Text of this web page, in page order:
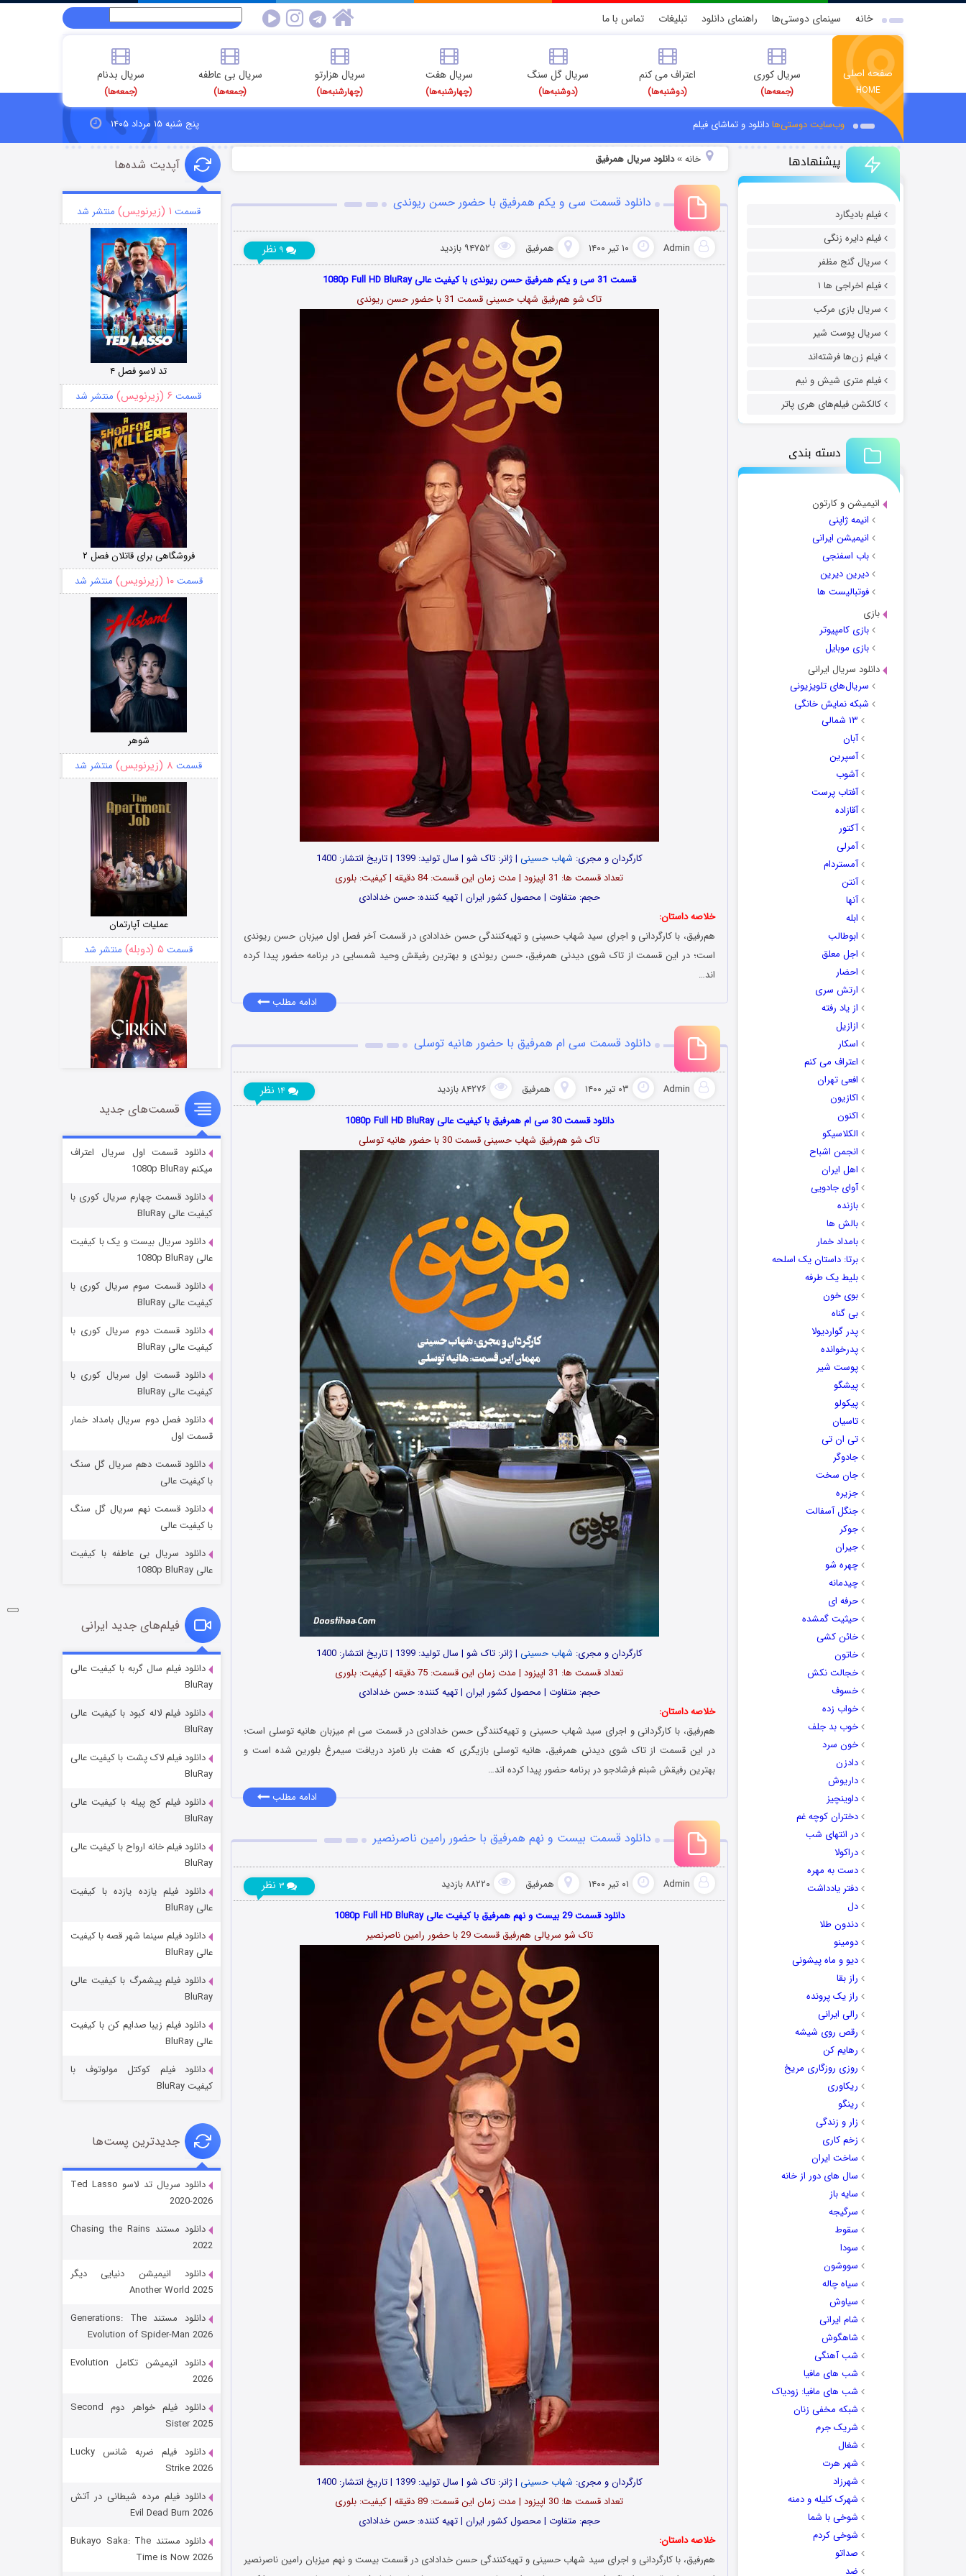
خانه سینمای دوستی‌ها راهنمای دانلود تبلیغات تماس با ما
صفحه اصلی
HOME
سریال کوری
(جمعه‌ها)
اعتراف می کنم
(دوشنبه‌ها)
سریال گل سنگ
(دوشنبه‌ها)
سریال هفت
(چهارشنبه‌ها)
سریال هزارتو
(چهارشنبه‌ها)
سریال بی عاطفه
(جمعه‌ها)
سریال بدنام
(جمعه‌ها)
وب‌سایت دوستی‌هادانلود و تماشای فیلم پنج شنبه ۱۵ مرداد ۱۴۰۵
پیشنهادها
فیلم بادیگارد
فیلم دایره زنگی
سریال گنج مظفر
فیلم اخراجی ها ۱
سریال بازی مرکب
سریال پوست شیر
فیلم زن‌ها فرشته‌اند
فیلم متری شیش و نیم
کالکشن فیلم‌های هری پاتر
دسته بندی
انیمیشن و کارتون
انیمه ژاپنی
انیمیشن ایرانی
باب اسفنجی
دیرین دیرین
فوتبالیست ها
بازی
بازی کامپیوتر
بازی موبایل
دانلود سریال ایرانی
سریال‌های تلویزیونی
شبکه نمایش خانگی
۱۳ شمالی
آبان
آسپرین
آشوب
آفتاب پرست
آقازاده
آکتور
آمرلی
آمستردام
آنتن
آنها
ابله
ابوطالب
اجل معلق
احضار
ارتش سری
از یاد رفته
ازازیل
اسکار
اعتراف می کنم
افعی تهران
اکازیون
اکنون
الکلاسیکو
انجمن اشباح
اهل ایران
آوای جادویی
بازنده
بالش ها
بامداد خمار
برتا: داستان یک اسلحه
بلیط یک‌‌ طرفه
بوی خون
بی گناه
پدر گواردیولا
پدرخوانده
پوست شیر
پیشگو
پیکولو
تاسیان
تی ان تی
جادوگر
جان سخت
جزیره
جنگل آسفالت
جوکر
جیران
چهره شو
چیدمانه
حرفه ای
حیثیت گمشده
خائن کشی
خاتون
خجالت نکش
خسوف
خواب زده
خوب بد جلف
خون سرد
دادزن
داریوش
داوینچیز
دختران کوچه غم
در انتهای شب
دراکولا
دست به مهره
دفتر یادداشت
دل
دندون طلا
دومینو
دیو و ماه پیشونی
راز بقا
راز یک پرونده
رالی ایرانی
رقص روی شیشه
رهایم کن
روزی روزگاری مریخ
ریکاوری
رینگو
زار و زندگی
زخم کاری
ساخت ایران
سال های دور از خانه
سایه باز
سرگیجه
سقوط
سودا
سووشون
سیاه چاله
سیاوش
شام ایرانی
شاهگوش
شب آهنگی
شب های مافیا
شب های مافیا: زودیاک
شبکه مخفی زنان
شریک جرم
شغال
شهر هرت
شهرزاد
شهرک کلیله و دمنه
شوخی با شما
شوخی کردم
صداتو
ضد
خانه»دانلود سریال همرفیق
دانلود قسمت سی و یکم همرفیق با حضور حسن ریوندی
Admin ۱۰ تیر ۱۴۰۰ همرفیق ۹۴۷۵۲ بازدید ۹ نظر
قسمت 31 سی و یکم همرفیق حسن ریوندی با کیفیت عالی 1080p Full HD BluRay
تاک شو هم‌رفیق شهاب حسینی قسمت 31 با حضور حسن ریوندی
کارگردان و مجری: شهاب حسینی | ژانر: تاک شو | سال تولید: 1399 | تاریخ انتشار: 1400
تعداد قسمت ها: 31 اپیزود | مدت زمان این قسمت: 84 دقیقه | کیفیت: بلوری
حجم: متفاوت | محصول کشور ایران | تهیه کننده: حسن خدادادی
خلاصه داستان:
هم‌رفیق، با کارگردانی و اجرای سید شهاب حسینی و تهیه‌کنندگی حسن خدادادی در قسمت آخر فصل اول میزبان حسن ریوندی
است؛ در این قسمت از تاک شوی دیدنی همرفیق،حسن ریوندی و بهترین رفیقشوحید شمسایى در برنامه حضور پیدا کرده
اند…
ادامه مطلب
دانلود قسمت سی ام همرفیق با حضور هانیه توسلی
Admin ۰۳ تیر ۱۴۰۰ همرفیق ۸۴۲۷۶ بازدید ۱۴ نظر
دانلود قسمت 30 سی ام همرفیق با کیفیت عالی 1080p Full HD BluRay
تاک شو هم‌رفیق شهاب حسینی قسمت 30 با حضور هانیه توسلی
کارگردان و مجری: شهاب حسینی | ژانر: تاک شو | سال تولید: 1399 | تاریخ انتشار: 1400
تعداد قسمت ها: 31 اپیزود | مدت زمان این قسمت: 75 دقیقه | کیفیت: بلوری
حجم: متفاوت | محصول کشور ایران | تهیه کننده: حسن خدادادی
خلاصه داستان:
هم‌رفیق، با کارگردانی و اجرای سید شهاب حسینی و تهیه‌کنندگی حسن خدادادی در قسمت سی ام میزبان هانیه توسلی است؛
در این قسمت از تاک شوی دیدنی همرفیق، هانیه توسلیبازیگری که هفت بار نامزد دریافت سیمرغ بلورین شده است و
بهترین رفیقش شبنم فرشادجو در برنامه حضور پیدا کرده اند…
ادامه مطلب
دانلود قسمت بیست و نهم همرفیق با حضور رامین ناصرنصیر
Admin ۰۱ تیر ۱۴۰۰ همرفیق ۸۸۲۲۰ بازدید ۳ نظر
دانلود قسمت 29 بیست و نهم همرفیق با کیفیت عالی 1080p Full HD BluRay
تاک شو سریالی هم‌رفیق قسمت 29 با حضور رامین ناصرنصیر
کارگردان و مجری: شهاب حسینی | ژانر: تاک شو | سال تولید: 1399 | تاریخ انتشار: 1400
تعداد قسمت ها: 30 اپیزود | مدت زمان این قسمت: 89 دقیقه | کیفیت: بلوری
حجم: متفاوت | محصول کشور ایران | تهیه کننده: حسن خدادادی
خلاصه داستان:
هم‌رفیق، با کارگردانی و اجرای سید شهاب حسینی و تهیه‌کنندگی حسن خدادادی در قسمت بیست و نهم میزبان رامین ناصرنصیر
آپدیت شده‌ها
قسمت ۱ (زیرنویس) منتشر شد
تد لاسو فصل ۴
قسمت ۶ (زیرنویس) منتشر شد
فروشگاهی برای قاتلان فصل ۲
قسمت۱۰ (زیرنویس) منتشر شد
شوهر
قسمت ۸ (زیرنویس) منتشر شد
عملیات آپارتمان
قسمت ۵ (دوبله) منتشر شد
سریال زشت
قسمت۲ (زیرنویس) منتشر شد
مردگان متحرک: شهر مرده ۳
شکست استوارت در نجات جهان
قسمت ۷ (زیرنویس) منتشر شد
شوگر فصل ۲
قسمت
خاندان اژدها فصل ۳
جادوگری در مغولستان
قسمت
رویایی برای تو
قسمت
قسمت‌های جدید
دانلود قسمت اول سریال اعتراف
میکنم 1080p BluRay
دانلود قسمت چهارم سریال کوری با
کیفیت عالی BluRay
دانلود سریال بیست و یک با کیفیت
عالی 1080p BluRay
دانلود قسمت سوم سریال کوری با
کیفیت عالی BluRay
دانلود قسمت دوم سریال کوری با
کیفیت عالی BluRay
دانلود قسمت اول سریال کوری با
کیفیت عالی BluRay
دانلود فصل دوم سریال بامداد خمار
قسمت اول
دانلود قسمت دهم سریال گل سنگ
با کیفیت عالی
دانلود قسمت نهم سریال گل سنگ
با کیفیت عالی
دانلود سریال بی عاطفه با کیفیت
عالی 1080p BluRay
فیلم‌های جدید ایرانی
دانلود فیلم سال گربه با کیفیت عالی
BluRay
دانلود فیلم لاله کبود با کیفیت عالی
BluRay
دانلود فیلم لاک پشت با کیفیت عالی
BluRay
دانلود فیلم کج‌ پیله با کیفیت عالی
BluRay
دانلود فیلم خانه ارواح با کیفیت عالی
BluRay
دانلود فیلم یازده یازده با کیفیت
عالی BluRay
دانلود فیلم سینما شهر قصه با کیفیت
عالی BluRay
دانلود فیلم پیشمرگ با کیفیت عالی
BluRay
دانلود فیلم زیبا صدایم کن با کیفیت
عالی BluRay
دانلود فیلم کوکتل مولوتوف با
کیفیت BluRay
جدیدترین پست‌ها
دانلود سریال تد لاسو Ted Lasso
2020-2026
دانلود مستند Chasing the Rains
2022
دانلود انیمیشن دنیایی دیگر
Another World 2025
دانلود مستند Generations: The
Evolution of Spider-Man 2026
دانلود انیمیشن تکامل Evolution
2026
دانلود فیلم خواهر دوم Second
Sister 2025
دانلود فیلم ضربه شانس Lucky
Strike 2026
دانلود فیلم مرده شیطانی در آتش
Evil Dead Burn 2026
دانلود مستند Bukayo Saka: The
Time is Now 2026